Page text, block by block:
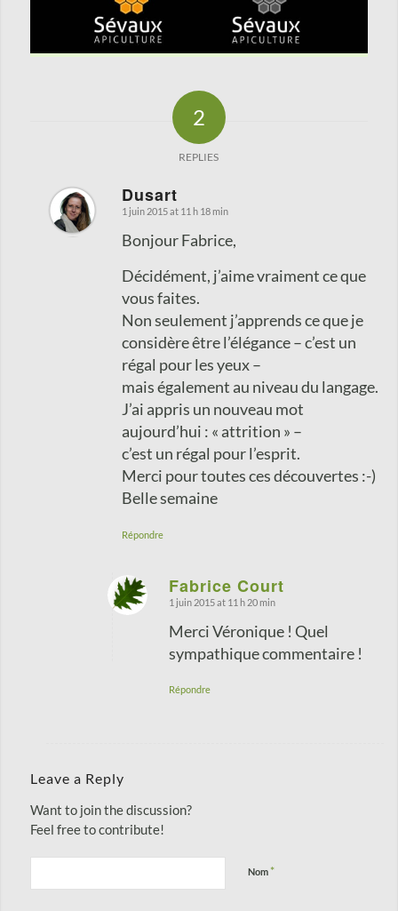
2
REPLIES
Dusart
says:
1 juin 2015 at 11 h 18 min
Bonjour Fabrice,
Décidément, j’aime vraiment ce que
vous faites.
Non seulement j’apprends ce que je
considère être l’élégance – c’est un
régal pour les yeux –
mais également au niveau du langage.
J’ai appris un nouveau mot
aujourd’hui : « attrition » –
c’est un régal pour l’esprit.
Merci pour toutes ces découvertes :-)
Belle semaine
Répondre
Fabrice Court
says:
1 juin 2015 at 11 h 20 min
Merci Véronique ! Quel
sympathique commentaire !
Répondre
Leave a Reply
Want to join the discussion?
Feel free to contribute!
Nom *